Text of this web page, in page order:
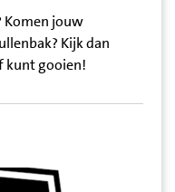
Komen jouw
Kijk dan
kunt gooien!